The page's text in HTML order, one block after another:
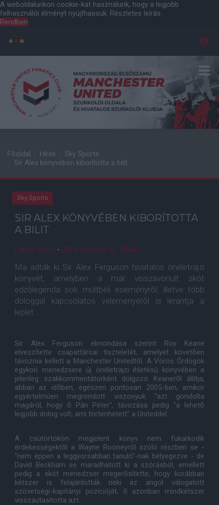
A weboldalunkon cookie-kat használunk, hogy a legjobb
felhasználói élményt nyújthassuk. Részletes leírás
Rendben
Főoldal Hírek
Sky Sports
Sir Alex könyvében kiborította a bilit
Sky Sports
SIR ALEX KÖNYVÉBEN KIBORÍTOTTA
A BILIT
Lakner Péter • 2013. október. 22. 18:44
Ma adták ki Sir Alex Ferguson hivatalos önéletrajzi
könyvét, amelyben a már visszavonult skót
edzõlegenda sok múltbéli eseményrõl, illetve több
dologgal kapcsolatos véleményérõl is lerántja a
leplet...
Sir Alex Ferguson elmondása szerint Roy Keane
elveszítette csapattársai tiszteletét, amelyet követõen
távoznia kellett a Manchester Unitedtõl. A Vörös Ördögök
egykori menedzsere új önéletrajzi ihletésû könyvében a
jelenleg szakkommentátorként dolgozó Keanerõl állítja,
abban az idõben, egészen pontosan 2005-ben, amikor
egyértelmûen megromlott viszonyuk "azt gondolta
magáról, hogy õ Pán Péter", távozása pedig "a lehetõ
legjobb dolog volt, ami történhetett" a Uniteddel.
A csütörtökön megjelent könyv nem fukarkodik
érdekességektõl a Wayne Rooneyról szóló részben se -
"nem éppen a leggyorsabban tanuló"-nak bélyegezve - de
David Beckham se maradhatott ki a szórásból, emellett
pedig a skót menedzser megerõsítette, hogy korábban
kétszer is felajánlották neki az angol válogatott
szövetségi-kapitányi pozícióját, õ azonban mindkétszer
visszautasította azt.